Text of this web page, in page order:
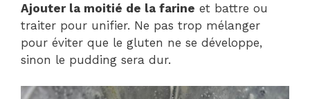
Ajouter la moitié de la farine et battre ou
traiter pour unifier. Ne pas trop mélanger
pour éviter que le gluten ne se développe,
sinon le pudding sera dur.